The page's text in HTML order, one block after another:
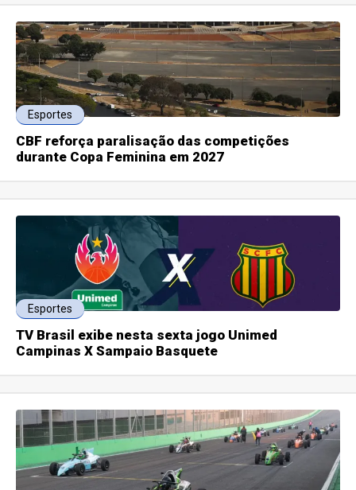
Esportes
CBF reforça paralisação das competições
durante Copa Feminina em 2027
Esportes
TV Brasil exibe nesta sexta jogo Unimed
Campinas X Sampaio Basquete